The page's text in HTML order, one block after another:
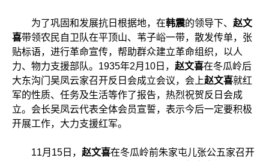
为了巩固和发展抗日根据地，在韩震的领导下、 赵文
喜带领农民自卫队在平顶山、苇子峪一带，散发传单，张
贴标语，进行革命宣传，帮助群众建立革命组织，以人
力、物力支援部队。1935年2月10日， 赵文喜在冬瓜岭后
大东沟门吴凤云家召开反日会成立会议，会上赵文喜就红
军的性质、任务及生活等作了报告，热烈祝贺反日会成
立。会长吴凤云代表全体会员宣誓，表示今后一定要积极
开展工作，大力支援红军。
11月15日， 赵文喜在冬瓜岭前朱家屯儿张公五家召开